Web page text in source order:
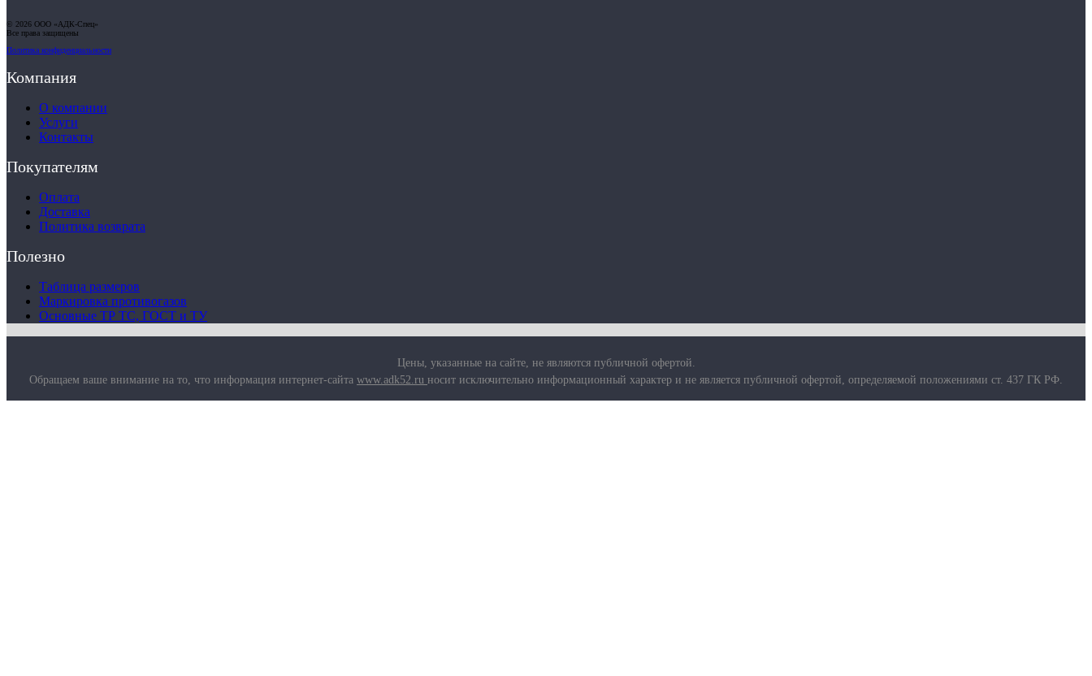
© 2026 ООО «АДК-Спец»
Все права защищены
Политика конфиденциальности
Компания
О компании
Услуги
Контакты
Покупателям
Оплата
Доставка
Политика возврата
Полезно
Таблица размеров
Маркировка противогазов
Основные ТР ТС, ГОСТ и ТУ
Цены, указанные на сайте, не являются публичной офертой.
Обращаем ваше внимание на то, что информация интернет-сайта www.adk52.ru носит исключительно информационный характер и не является публичной офертой, определяемой положениями ст. 437 ГК РФ.